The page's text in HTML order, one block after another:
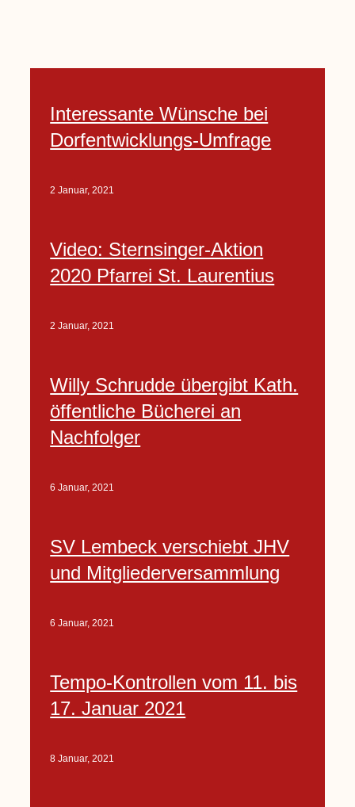
Interessante Wünsche bei
Dorfentwicklungs-Umfrage
2 Januar, 2021
Video: Sternsinger-Aktion
2020 Pfarrei St. Laurentius
2 Januar, 2021
Willy Schrudde übergibt Kath.
öffentliche Bücherei an
Nachfolger
6 Januar, 2021
SV Lembeck verschiebt JHV
und Mitgliederversammlung
6 Januar, 2021
Tempo-Kontrollen vom 11. bis
17. Januar 2021
8 Januar, 2021